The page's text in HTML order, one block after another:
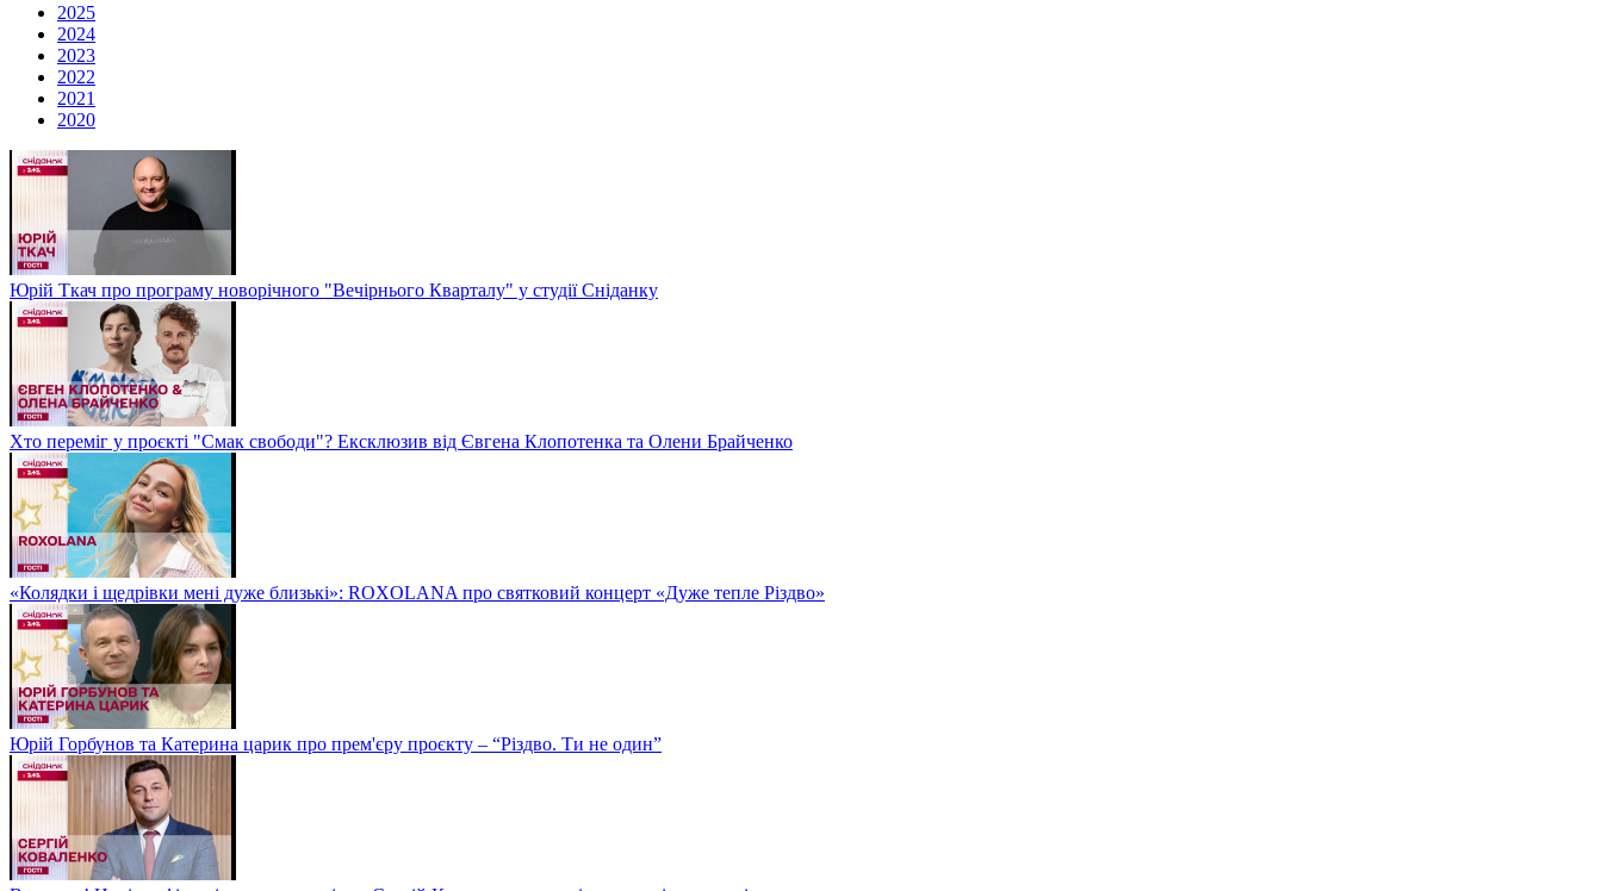
2025
2024
2023
2022
2021
2020
Юрій Ткач про програму новорічного "Вечірнього Кварталу" у студії Сніданку
Хто переміг у проєкті "Смак свободи"? Ексклюзив від Євгена Клопотенка та Олени Брайченко
«Колядки і щедрівки мені дуже близькі»: ROXOLANA про святковий концерт «Дуже тепле Різдво»
Юрій Горбунов та Катерина царик про прем'єру проєкту – “Різдво. Ти не один”